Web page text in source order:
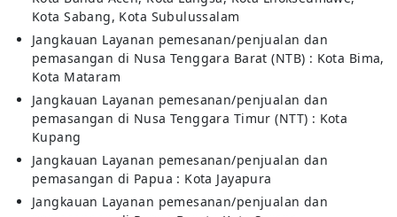
Kota Sabang, Kota Subulussalam
Jangkauan Layanan pemesanan/penjualan dan
pemasangan di Nusa Tenggara Barat (NTB) : Kota Bima,
Kota Mataram
Jangkauan Layanan pemesanan/penjualan dan
pemasangan di Nusa Tenggara Timur (NTT) : Kota
Kupang
Jangkauan Layanan pemesanan/penjualan dan
pemasangan di Papua : Kota Jayapura
Jangkauan Layanan pemesanan/penjualan dan